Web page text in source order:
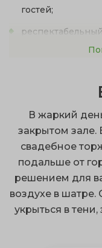
гостей;
с выходом на
благодаря
терраса – это
сочные
Вы можете
открытый,
встроенную или
В жаркий
закрытом зале.
свадебное
подальше от
решением для
воздухе в шатре.
укрыться в